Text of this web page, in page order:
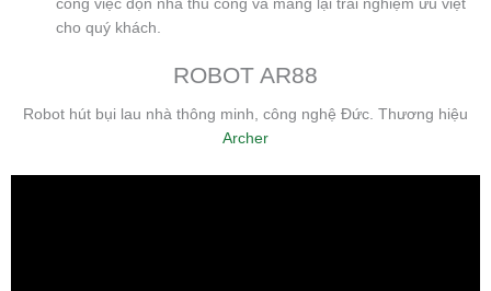
công việc dọn nhà thủ công và mang lại trải nghiệm ưu việt
cho quý khách.
ROBOT AR88
Robot hút bụi lau nhà thông minh, công nghệ Đức. Thương hiệu
Archer